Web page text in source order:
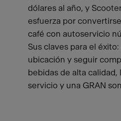
dólares al año, y
esfuerza por
café con autoservicio
Sus claves para el
ubicación y seguir
bebidas de alta calidad,
servicio y una GRAN